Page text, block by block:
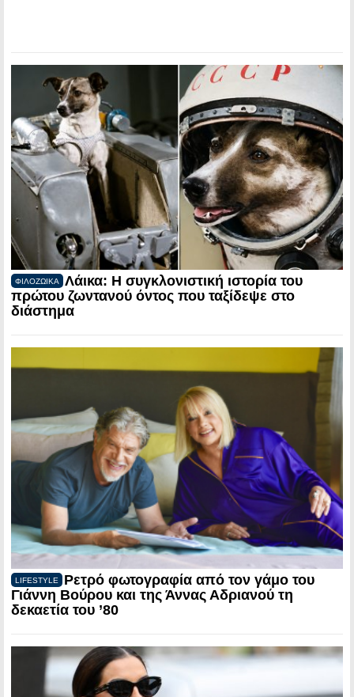
ΦΙΛΟΖΩΙΚΑ
Λάικα: Η συγκλονιστική ιστορία του
πρώτου ζωντανού όντος που ταξίδεψε στο
διάστημα
LIFESTYLE
Ρετρό φωτογραφία από τον γάμο του
Γιάννη Βούρου και της Άννας Αδριανού τη
δεκαετία του ’80